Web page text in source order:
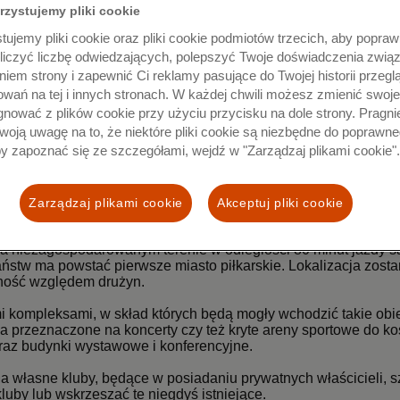
najbardziej zaawansowany technologicznie stadion,
miasta i wpłynie na rozwój inteligentnej infrastruktury w
wnioskiem z badania jest to, jak ogromny wpł yw
km od niego, w otoczeniu nieu ytk w. To zwyczajnie się nie
wydatków ponoszonych w miastach będących
i Kijowie liczba transakcji realizowanych w dniu meczu
rozwój piłkarskiego miasta i sukcesy drużyny gospodarzy
niezagospodarowanym terenie w odległości 80 minut jazdy
ma powstać pierwsze miasto piłkarskie. Lokalizacja
względem drużyn.
w skład których będą mogły wchodzić takie
przeznaczone na koncerty czy też kryte areny sportowe do
budynki wystawowe i konferencyjne.
kluby, będące w posiadaniu prywatnych właścicieli,
lub wskrzeszać te niegdyś istniejące.
pliki cookie
pliki cookie oraz pliki cookie podmiotów trzecich, aby
liczbę odwiedzających, polepszyć Twoje doświadczenia
strony i zapewnić Ci reklamy pasujące do Twojej historii
na tej i innych stronach. W każdej chwili możesz zmienić
z plików cookie przy użyciu przycisku na dole strony.
uwagę na to, że niektóre pliki cookie są niezbędne do
zapoznać się ze szczegółami, wejdź w "Zarządzaj plikami cookie".
Akceptuj pliki cookie
Zarządzaj plikami cookie